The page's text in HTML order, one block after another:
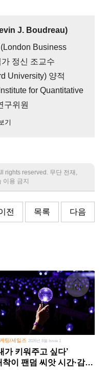
J. Boudreau)
Business
정신 조교수
University) 양적
for Quantitative
구위원
기
reserved. 무단 전재,
이용 금지
전 목록 다음
팅/세일즈 2026년 8월 Issue 1
가 키워주고 싶다’
착이 팬덤 씨앗 시간·감정